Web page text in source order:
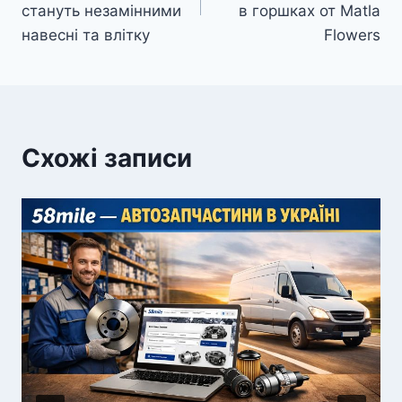
стануть незамінними
навесні та влітку
в горшках от Matla
Flowers
Схожі записи